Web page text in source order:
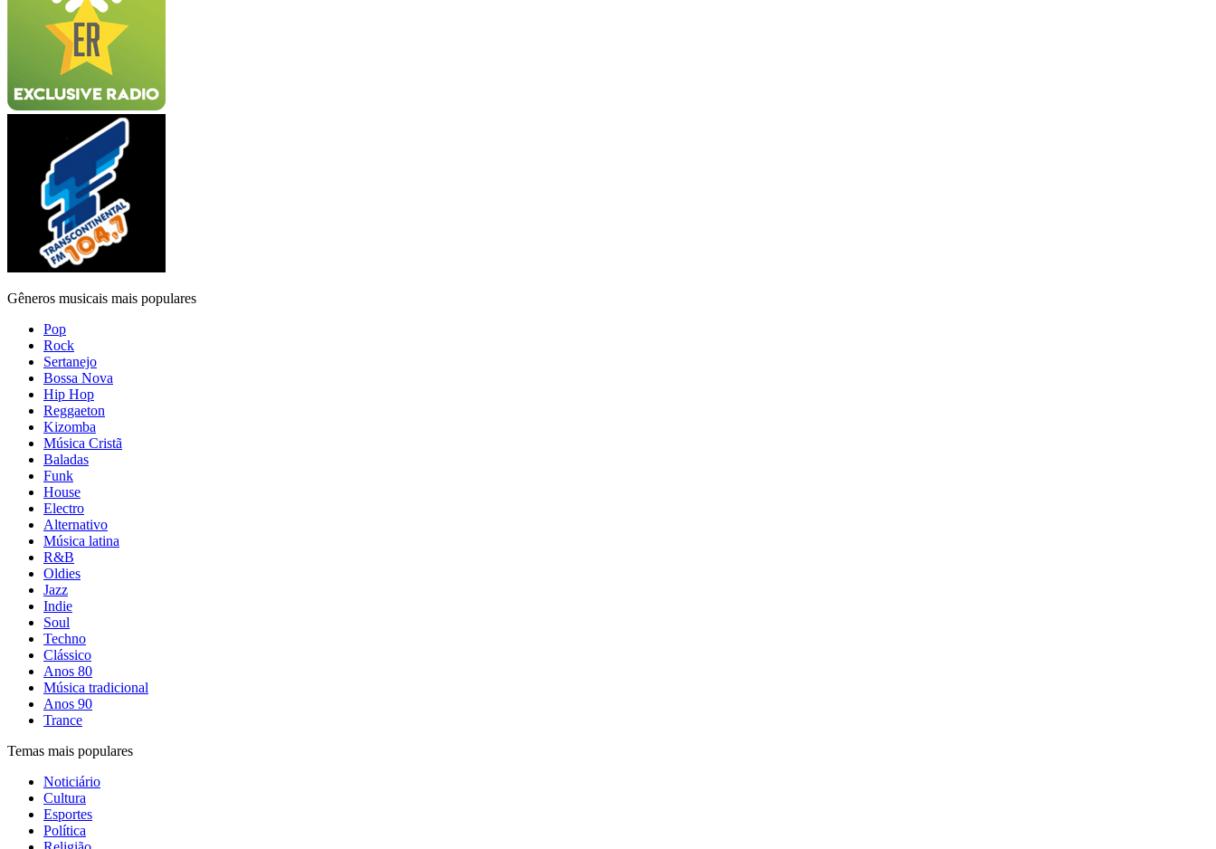
Gêneros musicais mais populares
Pop
Rock
Sertanejo
Bossa Nova
Hip Hop
Reggaeton
Kizomba
Música Cristã
Baladas
Funk
House
Electro
Alternativo
Música latina
R&B
Oldies
Jazz
Indie
Soul
Techno
Clássico
Anos 80
Música tradicional
Anos 90
Trance
Temas mais populares
Noticiário
Cultura
Esportes
Política